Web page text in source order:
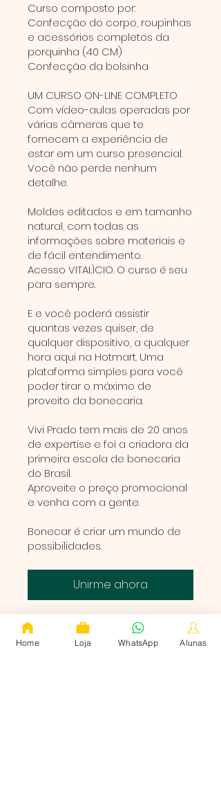
Curso composto por:
Confecção do corpo, roupinhas
e acessórios completos da
porquinha (40 CM)
Confecção da bolsinha
UM CURSO ON-LINE COMPLETO
Com vídeo-aulas operadas por
várias câmeras que te
fornecem a experiência de
estar em um curso presencial.
Você não perde nenhum
detalhe.
Moldes editados e em tamanho
natural, com todas as
informações sobre materiais e
de fácil entendimento.
Acesso VITALÌCIO. O curso é seu
para sempre.
E e você poderá assistir
quantas vezes quiser, de
qualquer dispositivo, a qualquer
hora aqui na Hotmart. Uma
plataforma simples para você
poder tirar o máximo de
proveito da bonecaria.
Vivi Prado tem mais de 20 anos
de expertise e foi a criadora da
primeira escola de bonecaria
do Brasil.
Aproveite o preço promocional
e venha com a gente.
Bonecar é criar um mundo de
possibilidades.
Unirme ahora
Vista general
Home Loja WhatsApp Alunas